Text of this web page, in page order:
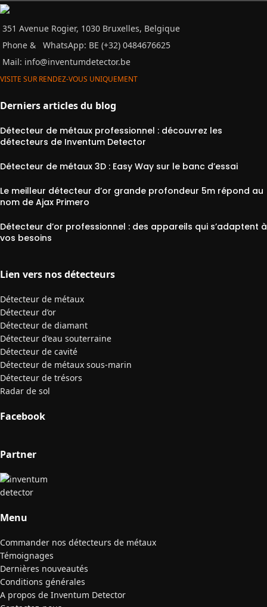
351 Avenue Rogier, 1030 Bruxelles, Belgique
Phone &
WhatsApp: BE (+32) 0484676625
Mail: info@inventumdetector.be
VISITE SUR RENDEZ-VOUS UNIQUEMENT
Derniers articles du blog
Détecteur de métaux professionnel : découvrez les
détecteurs de Inventum Detector
Détecteur de métaux 3D : Easy Way sur le banc d’essai
Le meilleur détecteur d’or grande profondeur 5m répond au
nom de Ajax Primero
Détecteur d’or professionnel : des appareils qui s’adaptent à
vos besoins
Lien vers nos détecteurs
Détecteur de métaux
Détecteur d’or
Détecteur de diamant
Détecteur d’eau souterraine
Détecteur de cavité
Détecteur de métaux sous-marin
Détecteur de trésors
Radar de sol
Facebook
Partner
Menu
Commander nos détecteurs de métaux
Témoignages
Dernières nouveautés
Conditions générales
A propos de Inventum Detector